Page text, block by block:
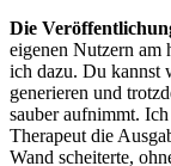
Die
eigenen Nutzern am
ich dazu. Du kannst
generieren und
sauber aufnimmt.
Therapeut die
Wand scheiterte,